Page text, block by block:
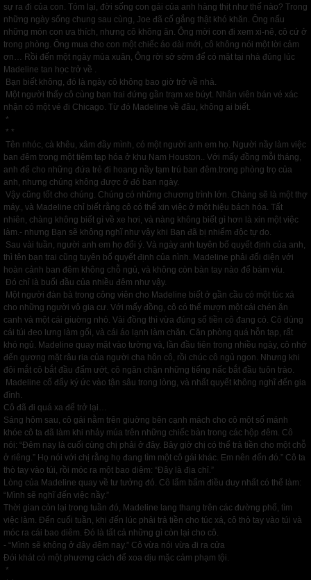
sự ra đi của con. Tóm lại, đời sống con gái của anh hàng thịt như thế nào? Trong
những ngày sống chung sau cùng, Joe đã cố gắng thật khó khăn. Ông nấu
những món con ưa thích, nhưng cô không ăn. Ông mời con đi xem xi-nê, cô cứ ở
trong phòng. Ông mua cho con một chiếc áo dài mới, cô không nói một lời cảm
ơn… Rồi đến một ngày mùa xuân, Ông rời sở sớm để có mặt tại nhà đúng lúc
Madeline tan học trở về .
Bạn biết không, đó là ngày cô không bao giờ trở về nhà.
Một người thấy cô cùng bạn trai đứng gần trạm xe búyt. Nhân viên bán vé xác
nhận có một vé đi Chicago. Từ đó Madeline về đâu, không ai biết.
*
* *
Tên nhóc, cà khêu, xâm đầy mình, có một người anh em họ. Người nầy làm việc
ban đêm trong một tiệm tạp hóa ở khu Nam Houston.. Với mấy đồng mỗi tháng,
anh để cho những đứa trẻ đi hoang nầy tạm trú ban đêm.trong phòng trọ của
anh, nhưng chúng không được ở đó ban ngày.
Vậy cũng tốt cho chúng. Chúng có những chương trình lớn. Chàng sẽ là một thợ
máy., và Madeline chỉ biết rằng cô có thể xin việc ở một hiệu bách hóa. Tất
nhiên, chàng không biết gì về xe hơi, và nàng không biết gì hơn là xin một việc
làm.- nhưng Bạn sẽ không nghĩ như vậy khi Bạn đã bị nhiểm độc tự do.
Sau vài tuần, người anh em họ đổi ý. Và ngày anh tuyên bố quyết định của anh,
thì tên bạn trai cũng tuyên bố quyết định của nình. Madeline phải đối diện với
hoàn cảnh ban đêm không chỗ ngủ, và không còn bàn tay nào để bám víu.
Đó chỉ là buổi đầu của nhiều đêm như vậy.
Một người đàn bà trong công viên cho Madeline biết ở gần cầu có một túc xá
cho những người vô gia cư. Với mấy đồng, cô có thể mượn một cái chén ăn
canh và một cái giuờng nhỏ. Vài đồng thì vừa đúng số tiền cô đang có. Cô dùng
cái túi đeo lưng làm gối, và cái áo lạnh làm chăn. Căn phòng quá hỗn tạp, rất
khó ngủ. Madeline quay mặt vào tường và, lần đầu tiên trong nhiều ngày, cô nhớ
đến gương mặt râu ria của người cha hôn cô, rồi chúc cô ngủ ngon. Nhưng khi
đôi mắt cô bắt đầu đẩm ướt, cô ngăn chận những tiếng nấc bắt đầu tuôn trào.
Madeline cố đẩy ký ức vào tận sâu trong lòng, và nhất quyết không nghĩ đến gia
đình.
Cô đã đi quá xa để trở lại…
Sáng hôm sau, cô gái nằm trên giuờng bên cạnh mách cho cô một số mánh
khóe cô ta đã làm khi nhảy múa trên những chiếc bàn trong các hộp đêm. Cô
nói: “Đêm nay là cuối cùng chị phải ở đây. Bây giờ chị có thể trả tiền cho một chỗ
ở riêng.” Họ nói với chị rằng họ đang tìm một cô gái khác. Em nên đến đó.” Cô ta
thò tay vào túi, rồi móc ra một bao diêm: “Đây là địa chỉ.”
Lòng của Madeline quay về tư tưởng đó. Cô lẩm bẩm điều duy nhất có thể làm:
“Mình sẽ nghĩ đến việc nầy.”
Thời gian còn lại trong tuần đó, Madeline lang thang trên các đường phố, tìm
việc làm. Đến cuối tuần, khi đến lúc phải trả tiền cho túc xá, cô thò tay vào túi và
móc ra cái bao diêm. Đó là tất cả những gì còn lại cho cô.
- “Mình sẽ không ở đây đêm nay.” Cô vừa nói vừa đi ra cửa
Đói khát có một phương cách để xoa dịu mặc cảm phạm tội.
*